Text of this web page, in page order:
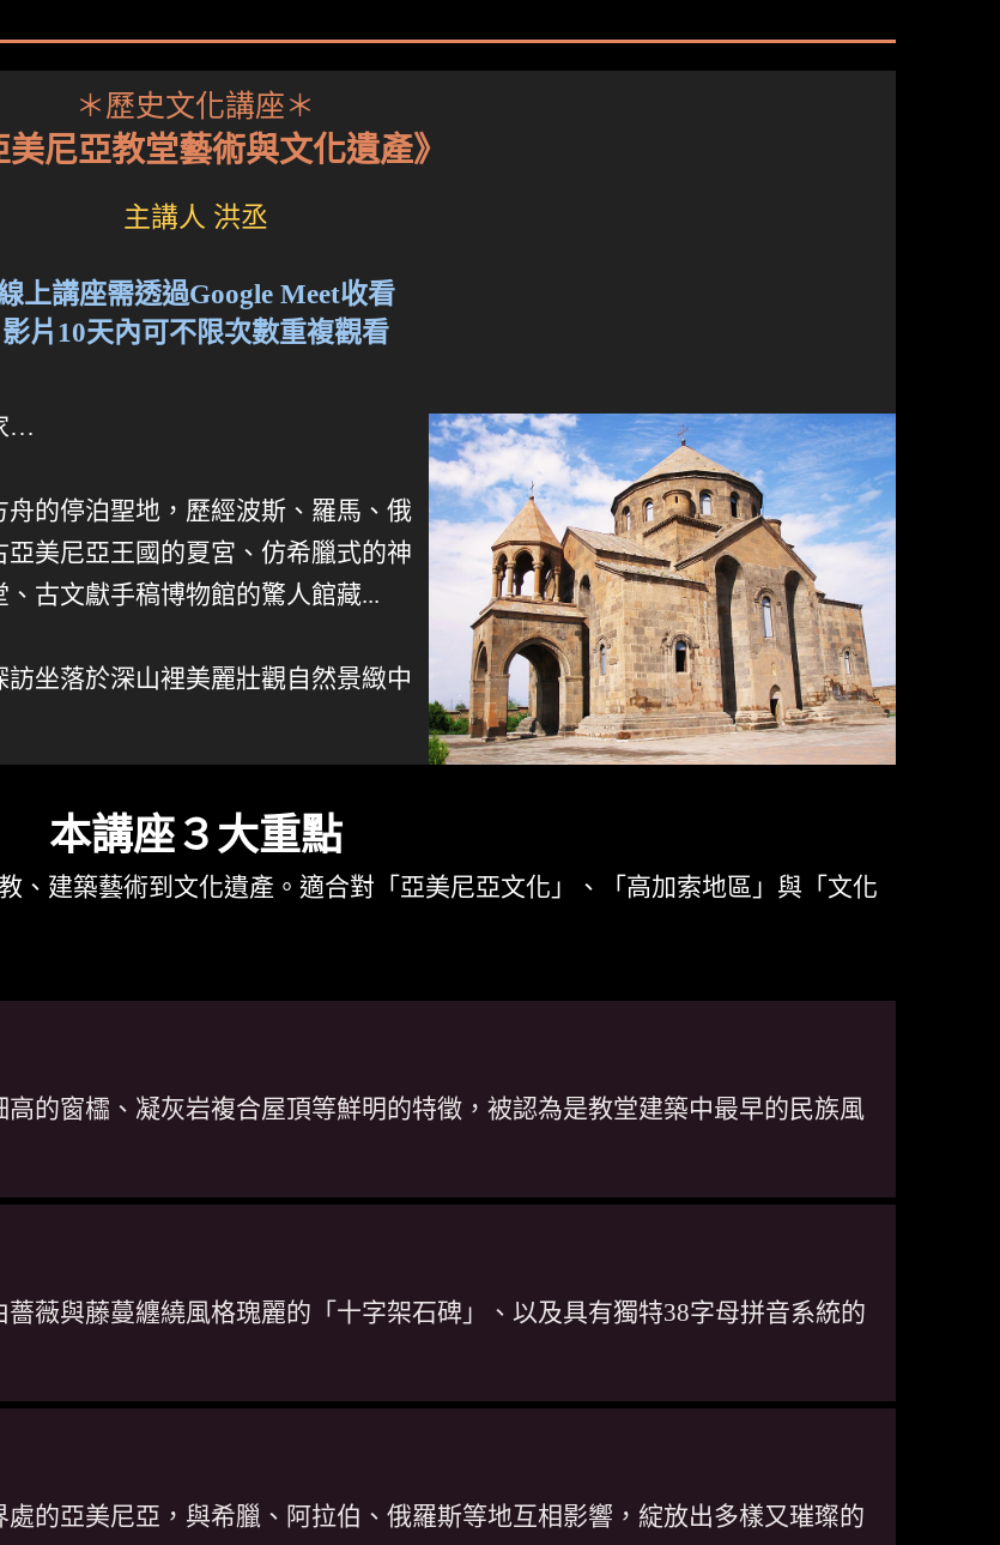
＊歷史文化講座＊
美尼亞教堂藝術與文化遺產》
主講人 洪丞
上講座需透過Google Meet收看
影片10天內可不限次數重複觀看
…
的停泊聖地，歷經波斯、羅馬、俄
美尼亞王國的夏宮、仿希臘式的神
古文獻手稿博物館的驚人館藏...
坐落於深山裡美麗壯觀自然景緻中
本講座３大重點
、建築藝術到文化遺產。適合對「亞美尼亞文化」、「高加索地區」與「文化
的窗櫺、凝灰岩複合屋頂等鮮明的特徵，被認為是教堂建築中最早的民族風
薇與藤蔓纏繞風格瑰麗的「十字架石碑」、以及具有獨特38字母拼音系統的
的亞美尼亞，與希臘、阿拉伯、俄羅斯等地互相影響，綻放出多樣又璀璨的